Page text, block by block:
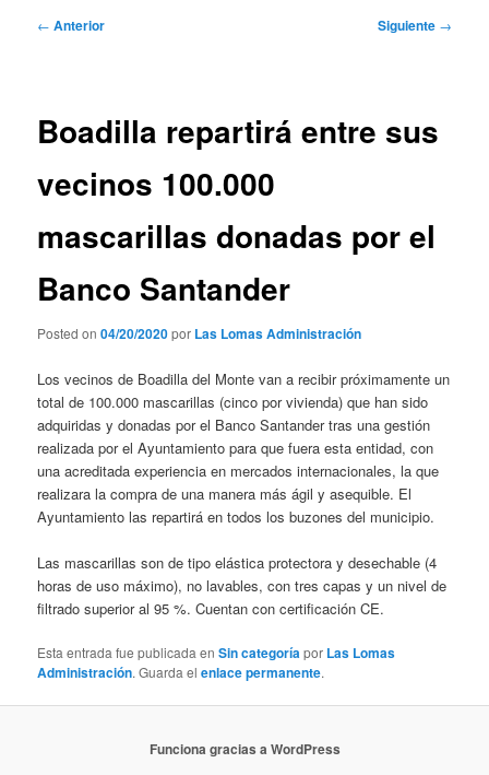
Navegación
← Anterior Siguiente →
Boadilla repartirá entre sus
vecinos 100.000
mascarillas donadas por el
Banco Santander
Posted on04/20/2020por Las Lomas Administración
Los vecinos de Boadilla del Monte van a recibir próximamente un
total de 100.000 mascarillas (cinco por vivienda) que han sido
adquiridas y donadas por el Banco Santander tras una gestión
realizada por el Ayuntamiento para que fuera esta entidad, con
una acreditada experiencia en mercados internacionales, la que
realizara la compra de una manera más ágil y asequible. El
Ayuntamiento las repartirá en todos los buzones del municipio.
Las mascarillas son de tipo elástica protectora y desechable (4
horas de uso máximo), no lavables, con tres capas y un nivel de
filtrado superior al 95 %. Cuentan con certificación CE.
Esta entrada fue publicada enSin categoríapor Las Lomas
Administración. Guarda elenlace permanente.
Funciona gracias a WordPress